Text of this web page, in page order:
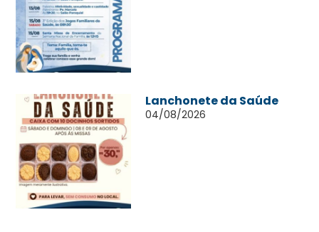
Lanchonete da Saúde
04/08/2026